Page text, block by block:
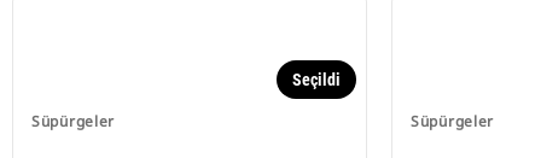
Süpürgeler
Seçildi
Süpürgeler